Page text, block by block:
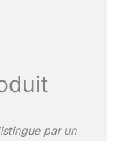
La
cuir
tapis de
machine
selle, 1
par un